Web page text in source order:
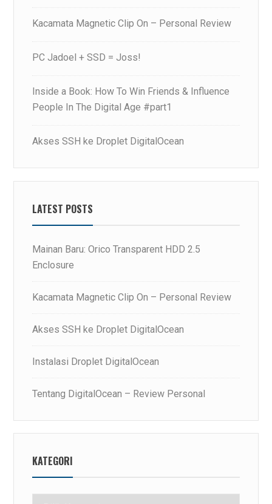
Kacamata Magnetic Clip On – Personal Review
PC Jadoel + SSD = Joss!
Inside a Book: How To Win Friends & Influence
People In The Digital Age #part1
Akses SSH ke Droplet DigitalOcean
LATEST POSTS
Mainan Baru: Orico Transparent HDD 2.5
Enclosure
Kacamata Magnetic Clip On – Personal Review
Akses SSH ke Droplet DigitalOcean
Instalasi Droplet DigitalOcean
Tentang DigitalOcean – Review Personal
KATEGORI